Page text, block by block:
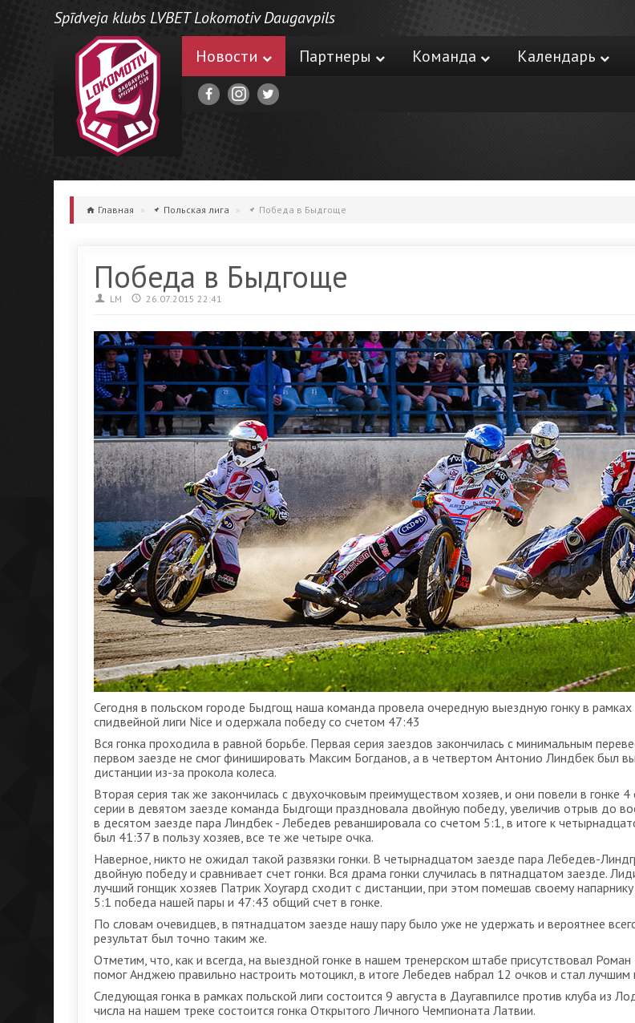
Spīdveja klubs LVBET Lokomotiv Daugavpils
Новости
Партнеры Команда Календарь
Главная » Польская лига » Победа в Быдгоще
Победа в Быдгоще
LM 26.07.2015 22:41
Сегодня в польском городе Быдгощ наша команда провела очередную выездную гонку в рамках
спидвейной лиги Nice и одержала победу со счетом 47:43
Вся гонка проходила в равной борьбе. Первая серия заездов закончилась с минимальным
первом заезде не смог финишировать Максим Богданов, а в четвертом Антонио Линдбек был
дистанции из-за прокола колеса.
Вторая серия так же закончилась с двухочковым преимуществом хозяев, и они повели в гонке 4
серии в девятом заезде команда Быдгощи праздновала двойную победу, увеличив отрыв до
в десятом заезде пара Линдбек - Лебедев реваншировала со счетом 5:1, в итоге к
был 41:37 в пользу хозяев, все те же четыре очка.
Наверное, никто не ожидал такой развязки гонки. В четырнадцатом заезде пара Лебедев-
двойную победу и сравнивает счет гонки. Вся драма гонки случилась в пятнадцатом заезде.
лучший гонщик хозяев Патрик Хоугард сходит с дистанции, при этом помешав своему напарнику
5:1 победа нашей пары и 47:43 общий счет в гонке.
По словам очевидцев, в пятнадцатом заезде нашу пару было уже не удержать и вероятнее
результат был точно таким же.
Отметим, что, как и всегда, на выездной гонке в нашем тренерском штабе присутствовал
помог Анджею правильно настроить мотоцикл, в итоге Лебедев набрал 12 очков и стал
Следующая гонка в рамках польской лиги состоится 9 августа в Даугавпилсе против клуба из
числа на нашем треке состоится гонка Открытого Личного Чемпионата Латвии.